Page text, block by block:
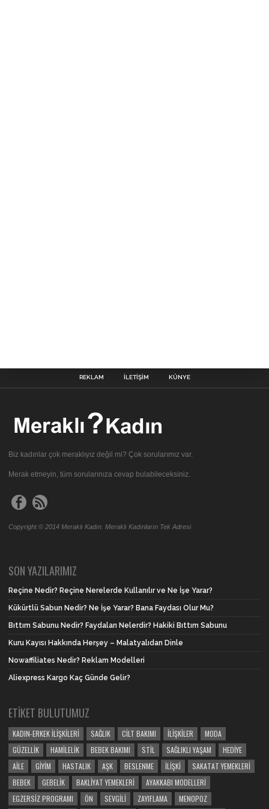
REKLAM İLETIŞIM KÜNYE
Biz kadınlar çok meraklıyız değil mi? Çok sorularımız var.
Merak etmeyin, tüm sorularınıza cevap bulabileceksiniz.
Copyright © 2014 Meraklı Kadın. Meraklı Kadınların Tek Adresi
SON YAZILARIMIZ
Reçine Nedir? Reçine Nerelerde Kullanılır ve Ne İşe Yarar?
Kükürtlü Sabun Nedir? Ne İşe Yarar? Bana Faydası Olur Mu?
Bıttım Sabunu Nedir? Faydaları Nelerdir? Hakiki Bıttım Sabunu
Kuru Kayısı Hakkında Herşey – Malatyalıdan Dinle
Nowaffiliates Nedir? Reklam Modelleri
Aliexpress Kargo Kaç Günde Gelir?
ETIKET BULUTUMUZ
KADIN-ERKEK İLIŞKILERI SAĞLIK CILT BAKIMI İLIŞKILER
MODA
GÜZELLIK
HAMILELIK BEBEK BAKIMI STIL SAĞLIKLI YAŞAM
HEDIYE
AILE
GIYIM HASTALIK AŞK BESLENME İLIŞKI
SAKATAT YEMEKLERI
BEBEK
GEBELIK BAKLIYAT YEMEKLERI
AYAKKABI MODELLERI
EGZERSIZ PROGRAMI
ÖN SEVGILI ZAYIFLAMA MENOPOZ